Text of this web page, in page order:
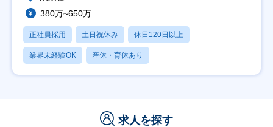
380万~650万
正社員採用 土日祝休み 休日120日以上
業界未経験OK 産休・育休あり
求人を探す